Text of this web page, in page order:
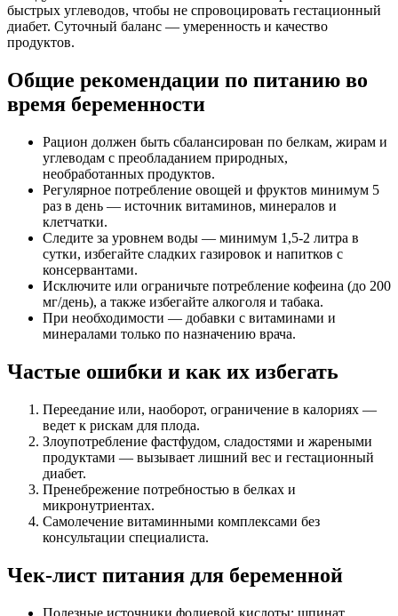
быстрых углеводов, чтобы не спровоцировать гестационный
диабет. Суточный баланс — умеренность и качество
продуктов.
Общие рекомендации по питанию во
время беременности
Рацион должен быть сбалансирован по белкам, жирам и
углеводам с преобладанием природных,
необработанных продуктов.
Регулярное потребление овощей и фруктов минимум 5
раз в день — источник витаминов, минералов и
клетчатки.
Следите за уровнем воды — минимум 1,5-2 литра в
сутки, избегайте сладких газировок и напитков с
консервантами.
Исключите или ограничьте потребление кофеина (до 200
мг/день), а также избегайте алкоголя и табака.
При необходимости — добавки с витаминами и
минералами только по назначению врача.
Частые ошибки и как их избегать
Переедание или, наоборот, ограничение в калориях —
ведет к рискам для плода.
Злоупотребление фастфудом, сладостями и жареными
продуктами — вызывает лишний вес и гестационный
диабет.
Пренебрежение потребностью в белках и
микронутриентах.
Самолечение витаминными комплексами без
консультации специалиста.
Чек-лист питания для беременной
Полезные источники фолиевой кислоты: шпинат,